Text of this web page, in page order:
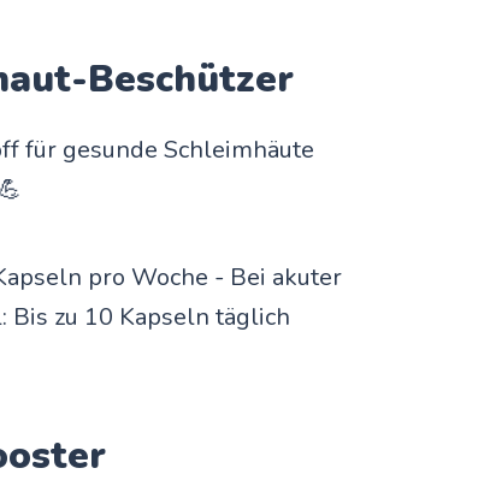
Beschützer
für gesunde Schleimhäute
pro Woche - Bei akuter
Bis zu 10 Kapseln täglich